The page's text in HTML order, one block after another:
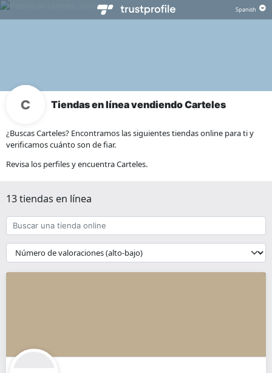
Tiendas en línea vendiendo Carteles
¿Buscas Carteles? Encontramos las siguientes tiendas online para ti y
verificamos cuánto son de fiar.
Revisa los perfiles y encuentra Carteles.
13 tiendas en línea
Buscar
una
tienda
online
{{
__('Sort')
}}